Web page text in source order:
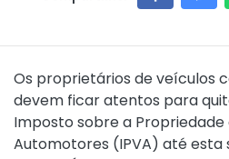
Os proprietários de veículos
devem ficar atentos para
Imposto sobre a Propriedade
Automotores (IPVA) até esta